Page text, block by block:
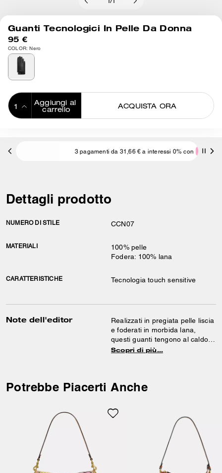
/
Guanti Tecnologici In Pelle Da Donna
95 €
COLOR: Nero
Aggiungi al
carrello
ACQUISTA ORA
3 pagamenti da 31,66 € a interessi 0% con
Dettagli prodotto
NUMERO DI STILE CCN07
MATERIALI
100% pelle
Fodera: 100% lana
CARATTERISTICHE Tecnologia touch sensitive
Note dell'editor
Realizzati in pregiata pelle liscia
e foderati in morbida lana,
questi guanti tengono al caldo e
sempre connessi.
qualsiasi dispositivo
Scopri di più…
Potrebbe Piacerti Anche